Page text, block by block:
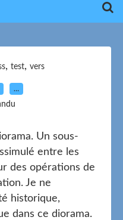
, test, vers
…
Un sous-
entre les
des opérations de
Je ne
historique,
dans ce diorama.